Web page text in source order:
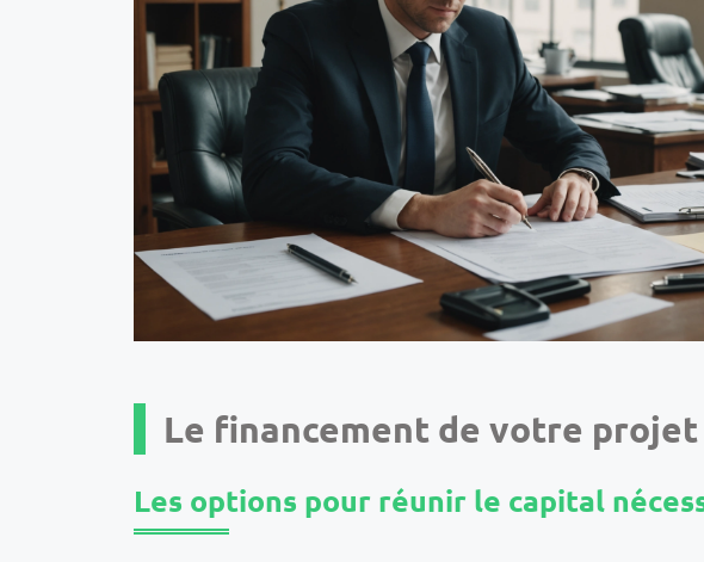
Le financement de votre projet
Les options pour réunir le capital